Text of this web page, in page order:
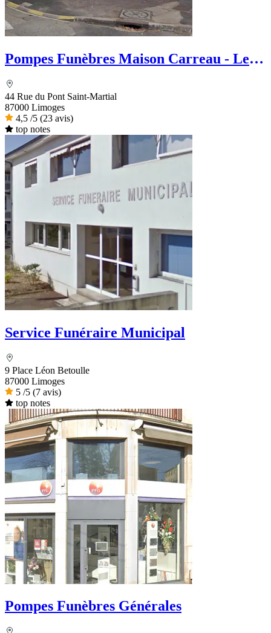
Pompes Funèbres Maison Carreau - Le
44 Rue du Pont Saint-Martial
87000 Limoges
4,5 /5 (23 avis)
top notes
Service Funéraire Municipal
9 Place Léon Betoulle
87000 Limoges
5 /5 (7 avis)
top notes
Pompes Funèbres Générales